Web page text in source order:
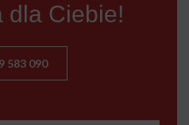
dla Ciebie!
583 090